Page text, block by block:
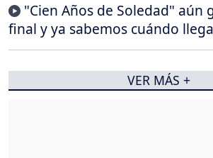
"Cien Años de Soledad" aún
final y ya sabemos cuándo
VER MÁS +